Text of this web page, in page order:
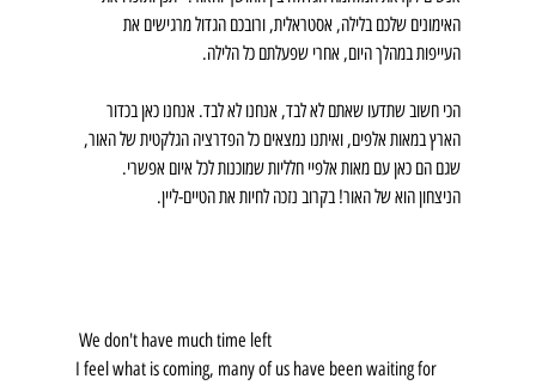
האימונים שלכם בלילה, אסטראלית, ורובכם הגדול מרגישים את
העייפות במהלך היום, אחרי שפעלתם כל הלילה.
הכי חשוב שתדעו שאתם לא לבד, אנחנו לא לבד. אנחנו כאן בכדור
הארץ במאות אלפים, ואיתנו נמצאים כל הפדרציה הגלקטית של האור,
שגם הם כאן עם מאות אלפיי חלליות שמוכנות לכל איום אפשרי.
הניצחון הוא של האור! בקרוב נזכה לחיות את הטיים-ליין.
We don't have much time left
I feel what is coming, many of us have been waiting for